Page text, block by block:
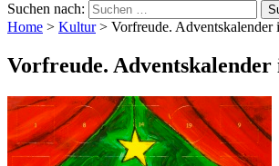
Suchen nach:
Home > Kultur> Vorfreude. Adventskalender
Vorfreude.